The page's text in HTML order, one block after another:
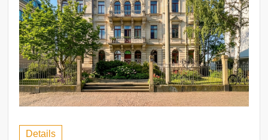
Details